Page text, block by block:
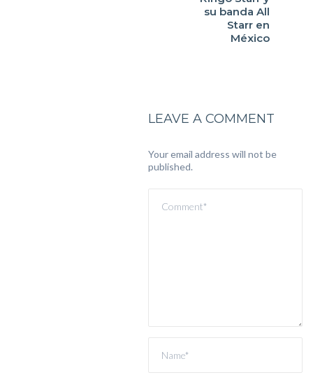
su banda All
Starr en
México
LEAVE A COMMENT
Your email address will not be
published.